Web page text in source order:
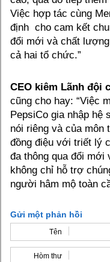
Việc hợp tác cùng
định cho cam kết
đổi mới và chất
cả hai tổ chức.”
CEO kiêm Lãnh đội
cũng cho hay: “Việc
PepsiCo gia nhập hệ
nói riêng và của môn
đồng điệu với triết lý
đa thông qua đổi
không chỉ hỗ trợ
người hâm mộ toàn
Gửi một phản hồi
Tên
Hòm thư